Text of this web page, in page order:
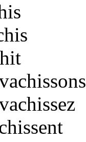
is
is
it
issons
issez
issent